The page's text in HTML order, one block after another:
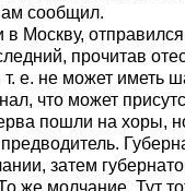
сообщил.
Москву,
прочитав
е. не может иметь
что может
пошли на хоры,
затем
же молчание. Тут